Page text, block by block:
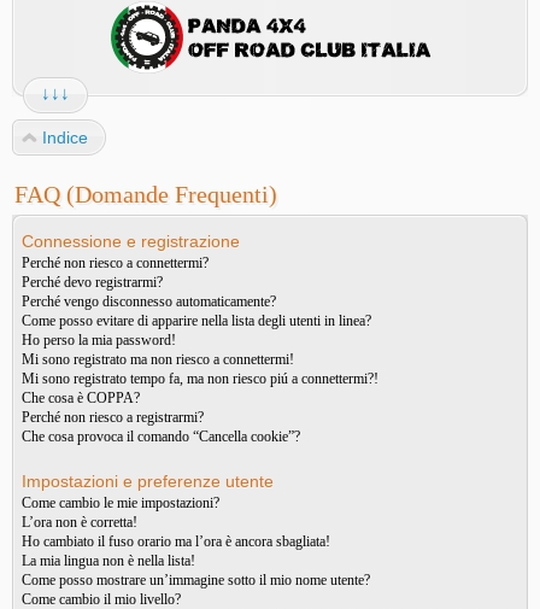
↓↓↓
Indice
FAQ (Domande Frequenti)
Connessione e registrazione
Perché non riesco a connettermi?
Perché devo registrarmi?
Perché vengo disconnesso automaticamente?
Come posso evitare di apparire nella lista degli utenti in linea?
Ho perso la mia password!
Mi sono registrato ma non riesco a connettermi!
Mi sono registrato tempo fa, ma non riesco piú a connettermi?!
Che cosa è COPPA?
Perché non riesco a registrarmi?
Che cosa provoca il comando “Cancella cookie”?
Impostazioni e preferenze utente
Come cambio le mie impostazioni?
L’ora non è corretta!
Ho cambiato il fuso orario ma l’ora è ancora sbagliata!
La mia lingua non è nella lista!
Come posso mostrare un’immagine sotto il mio nome utente?
Come cambio il mio livello?